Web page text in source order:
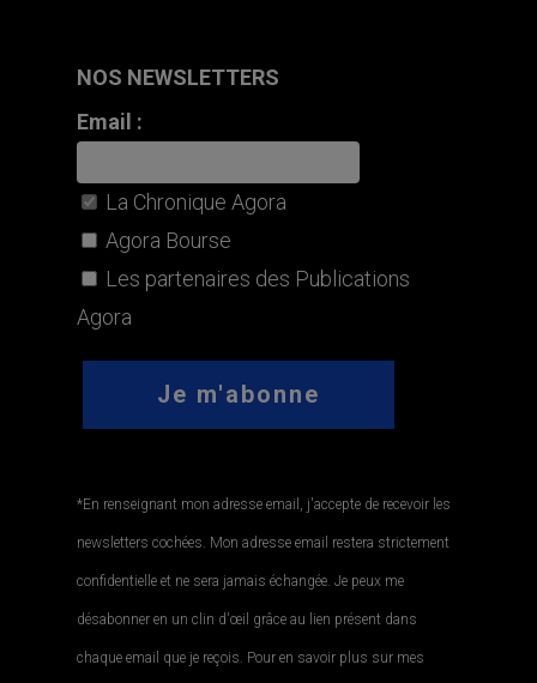
NOS NEWSLETTERS
Email :
La Chronique Agora
Agora Bourse
Les partenaires des Publications
Agora
*En renseignant mon adresse email, j'accepte de recevoir les
newsletters cochées. Mon adresse email restera strictement
confidentielle et ne sera jamais échangée. Je peux me
désabonner en un clin d'œil grâce au lien présent dans
chaque email que je reçois. Pour en savoir plus sur mes